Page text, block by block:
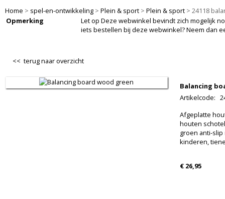
Home > spel-en-ontwikkeling > Plein & sport > Plein & sport > 24118
Opmerking
Let op Deze webwinkel bevindt zich mogelijk
iets bestellen bij deze webwinkel? Neem dan
<< terug naar overzicht
Balancing
Artikelcode:
Afgeplatte
houten
groen anti-slip
kinderen,
€ 26,95